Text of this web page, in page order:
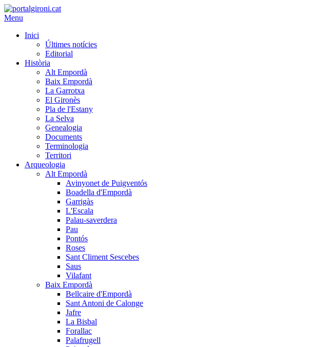
Menu
Inici
Últimes notícies
Editorial
Història
Alt Empordà
Baix Empordà
La Garrotxa
El Gironès
Pla de l'Estany
La Selva
Genealogia
Documents
Terminologia
Territori
Arqueologia
Alt Empordà
Avinyonet de Puigventós
Boadella d'Empordà
Garrigàs
L'Escala
Palau-saverdera
Pau
Pontós
Roses
Sant Climent Sescebes
Saus
Vilafant
Baix Empordà
Bellcaire d'Empordà
Sant Antoni de Calonge
Jafre
La Bisbal
Forallac
Palafrugell